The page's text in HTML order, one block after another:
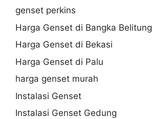
genset perkins
Harga Genset di Bangka Belitung
Harga Genset di Bekasi
Harga Genset di Palu
harga genset murah
Instalasi Genset
Instalasi Genset Gedung